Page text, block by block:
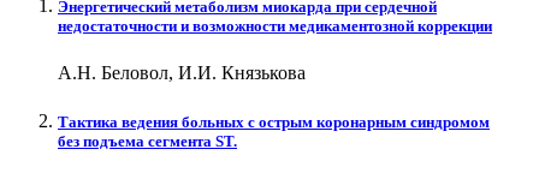
Энергетический метаболизм миокарда при сердечной
недостаточности и возможности медикаментозной коррекции
А.Н. Беловол, И.И. Князькова
Тактика ведения больных с острым коронарным синдромом
без подъема сегмента ST.